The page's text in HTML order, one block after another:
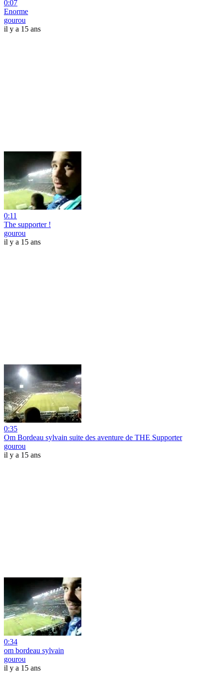
0:07
Enorme
gourou
il y a 15 ans
0:11
The supporter !
gourou
il y a 15 ans
0:35
Om Bordeau sylvain suite des aventure de THE Supporter
gourou
il y a 15 ans
0:34
om bordeau sylvain
gourou
il y a 15 ans